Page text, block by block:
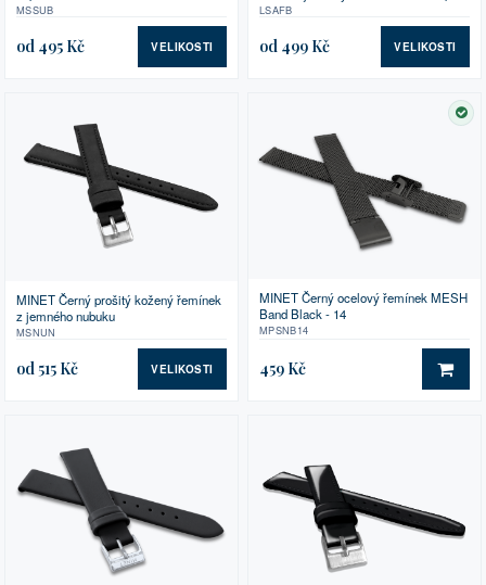
MSSUB
od 495 Kč VELIKOSTI
Grain
LSAFB
od 499 Kč VELIKOSTI
MINET Černý prošitý kožený řemínek
z jemného nubuku
MSNUN
od 515 Kč VELIKOSTI
MINET Černý ocelový řemínek MESH
Band Black - 14
MPSNB14
459 Kč DO